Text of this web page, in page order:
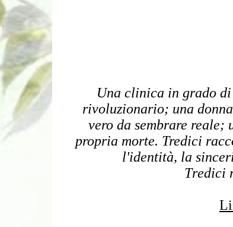
Una clinica in grado
rivoluzionario; una
vero da sembrare
propria morte. Tredici
l'identità, la
Tredici